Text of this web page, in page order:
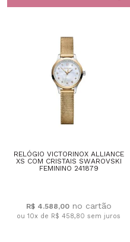
RELÓGIO VICTORINOX ALLIANCE
XS COM CRISTAIS SWAROVSKI
FEMININO 241879
R$ 4.588,00
ou 10x de R$ 458,80 sem juros